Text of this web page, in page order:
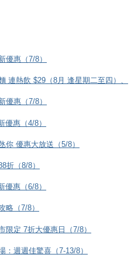
優惠（7/8）
連熱飲 $29（8月 逢星期二至四）、
優惠（7/8）
優惠（4/8）
你 優惠大放送（5/8）
折（8/8）
優惠（6/8）
略（7/8）
限定 7折大優惠日（7/8）
：週週佳驚喜（7-13/8）